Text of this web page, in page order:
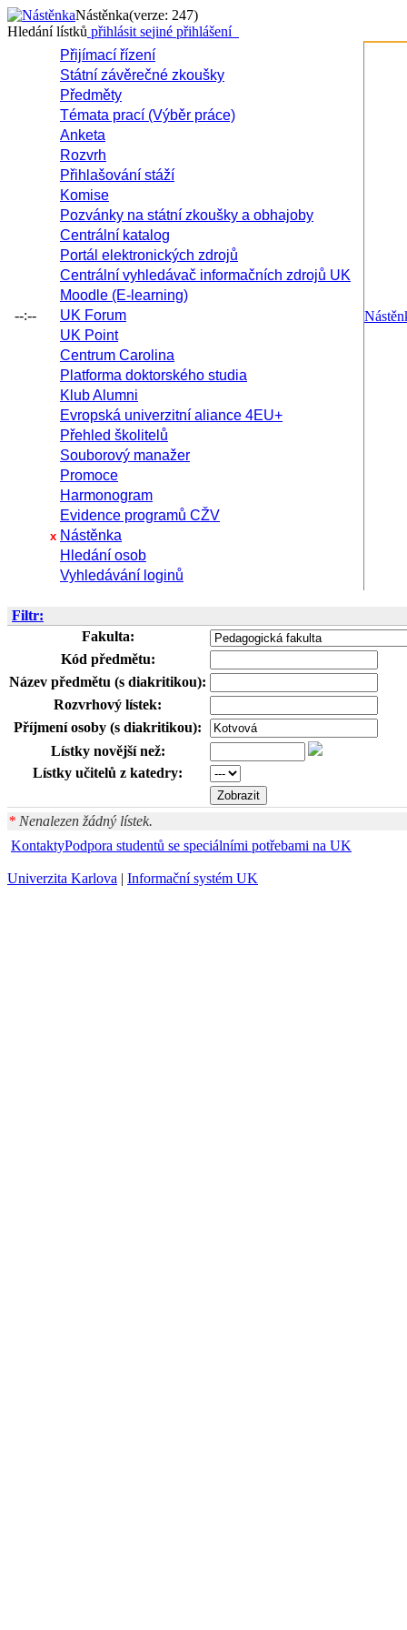
Nástěnka(verze: 247)
Hledání lístků přihlásit sejiné přihlášení
--:--
Přijímací řízení
Státní závěrečné zkoušky
Předměty
Témata prací (Výběr práce)
Anketa
Rozvrh
Přihlašování stáží
Komise
Pozvánky na státní zkoušky a obhajoby
Centrální katalog
Portál elektronických zdrojů
Centrální vyhledávač informačních zdrojů UK
Moodle (E-learning)
UK Forum
UK Point
Centrum Carolina
Platforma doktorského studia
Klub Alumni
Evropská univerzitní aliance 4EU+
Přehled školitelů
Souborový manažer
Promoce
Harmonogram
Evidence programů CŽV
x Nástěnka
Hledání osob
Vyhledávání loginů
Filtr:
Fakulta:
Kód předmětu:
Název předmětu (s diakritikou):
Rozvrhový lístek:
Příjmení osoby (s diakritikou):
Lístky novější než:
Lístky učitelů z katedry:
* Nenalezen žádný lístek.
KontaktyPodpora studentů se speciálními potřebami na UK
Univerzita Karlova | Informační systém UK